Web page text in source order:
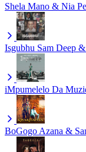
Shela Mano & Nia
Isgubhu Sam Deep
iMpumelelo Da
BoGogo Azana &